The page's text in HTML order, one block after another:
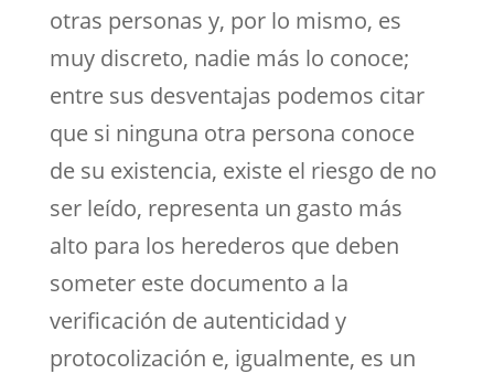
otras personas y, por lo mismo, es
muy discreto, nadie más lo conoce;
entre sus desventajas podemos citar
que si ninguna otra persona conoce
de su existencia, existe el riesgo de no
ser leído, representa un gasto más
alto para los herederos que deben
someter este documento a la
verificación de autenticidad y
protocolización e, igualmente, es un